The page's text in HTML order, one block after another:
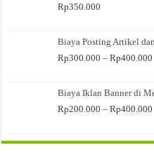
Rp350.000
Biaya Posting Artikel
Rp300.000 – Rp400.000
Biaya Iklan Banner di
Rp200.000 – Rp400.000